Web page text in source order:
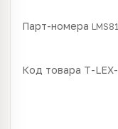
Парт-номера
Код товара T-